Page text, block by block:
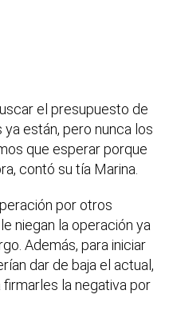
el presupuesto de
están, pero nunca los
que esperar porque
contó su tía Marina.
por otros
niegan la operación ya
Además, para iniciar
dar de baja el actual,
la negativa por